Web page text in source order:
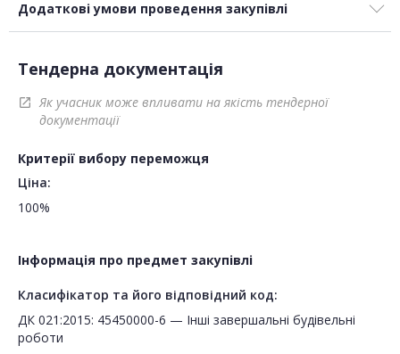
Додаткові умови проведення закупівлі
Тендерна документація
open_in_new
Як учасник може впливати на якість тендерної
документації
Критерії вибору переможця
Ціна:
100%
Інформація про предмет закупівлі
Класифікатор та його відповідний код:
ДК 021:2015: 45450000-6 — Інші завершальні будівельні
роботи